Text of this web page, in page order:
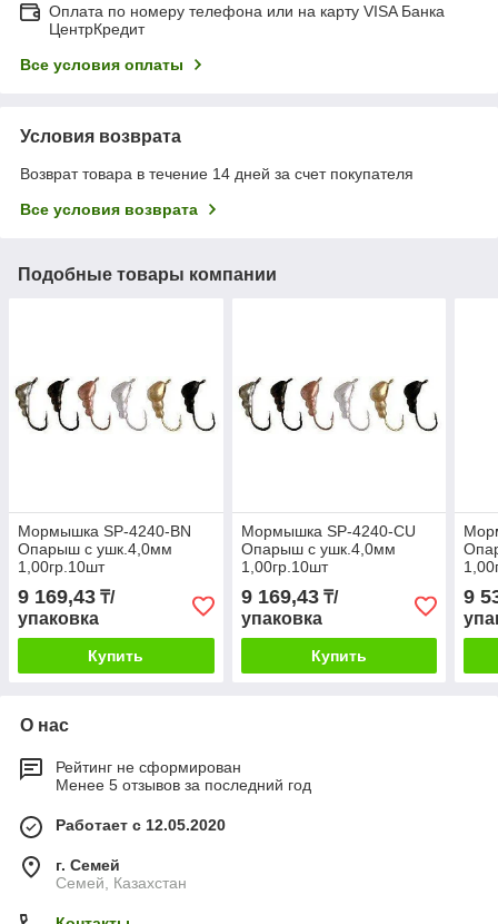
Оплата по номеру телефона или на карту VISA Банка
ЦентрКредит
Все условия оплаты
Условия возврата
Возврат товара в течение 14 дней за счет покупателя
Все условия возврата
Подобные товары компании
Мормышка SP-4240-BN
Oпарыш с ушк.4,0мм
1,00гр.10шт
9 169,43 ₸/
упаковка
Купить
Мормышка SP-4240-CU
Oпарыш с ушк.4,0мм
1,00гр.10шт
9 169,43₸/
упаковка
Купить
9
О нас
Рейтинг не сформирован
Менее 5 отзывов за последний год
Работает с 12.05.2020
г. Семей
Семей, Казахстан